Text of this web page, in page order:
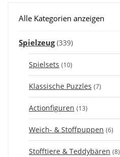
Alle Kategorien anzeigen
Spielzeug (339)
Spielsets (10)
Klassische Puzzles (7)
Actionfiguren (13)
Weich- & Stoffpuppen (6)
Stofftiere & Teddybären (8)